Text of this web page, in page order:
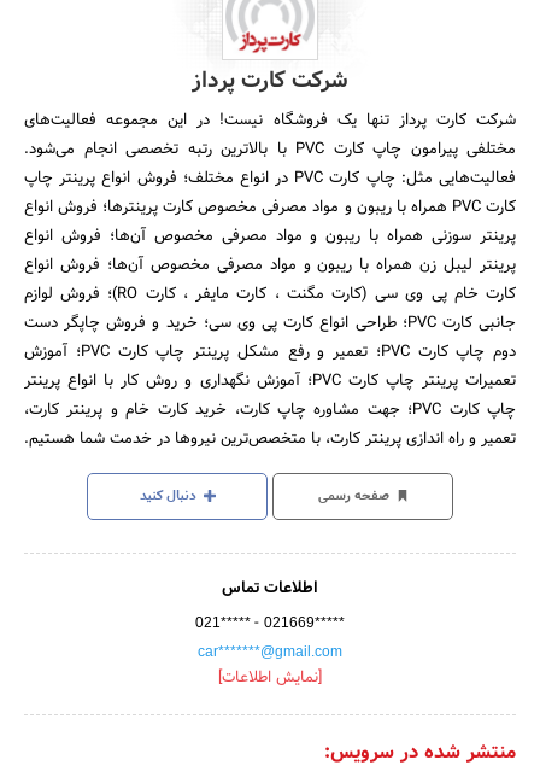
شرکت کارت پرداز
شرکت کارت پرداز تنها یک فروشگاه نیست! در این مجموعه فعالیت­‌های
مختلفی پیرامون چاپ کارت PVC با بالاترین رتبه تخصصی انجام می­‌شود.
فعالیت‌هایی مثل: چاپ کارت PVC در انواع مختلف؛ فروش انواع پرینتر چاپ
کارت PVC همراه با ریبون و مواد مصرفی مخصوص کارت پرینترها؛ فروش انواع
پرینتر سوزنی همراه با ریبون و مواد مصرفی مخصوص آن‌ها؛ فروش انواع
پرینتر لیبل زن همراه با ریبون و مواد مصرفی مخصوص آن‌ها؛ فروش انواع
کارت خام پی وی سی (کارت مگنت ، کارت مایفر ، کارت RO)؛ فروش لوازم
جانبی کارت PVC؛ طراحی انواع کارت پی وی سی؛ خرید و فروش چاپگر دست
دوم چاپ کارت PVC؛ تعمیر و رفع مشکل پرینتر چاپ کارت PVC؛ آموزش
تعمیرات پرینتر چاپ کارت PVC؛ آموزش نگهداری و روش کار با انواع پرینتر
چاپ کارت PVC؛ جهت مشاوره چاپ کارت، خرید کارت خام و پرینتر کارت،
تعمیر و راه اندازی پرینتر کارت، با متخصص‌ترین نیروها در خدمت شما هستیم.
صفحه رسمی دنبال کنید
اطلاعات تماس
021***** - 021669*****
car*******@gmail.com
[نمایش اطلاعات]
منتشر شده در سرویس: